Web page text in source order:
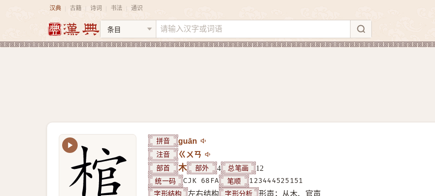
汉典 古籍 诗词 书法 通识
拼音 guān
注音 ㄍㄨㄢ
部首 木 部外 4 总笔画 12
统一码 CJK 68FA 笔顺 123444525151
字形结构 左右结构 字形分析 形声；从木、官声